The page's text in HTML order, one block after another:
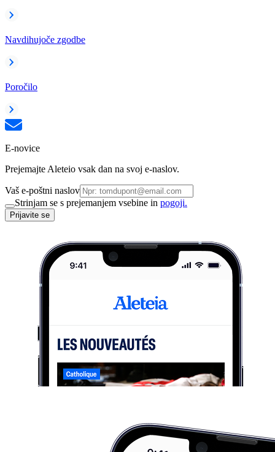
Navdihujoče zgodbe
Poročilo
E-novice
Prejemajte Aleteio vsak dan na svoj e-naslov.
Vaš e-poštni naslov
Strinjam se s prejemanjem vsebine in pogoji.
Prijavite se